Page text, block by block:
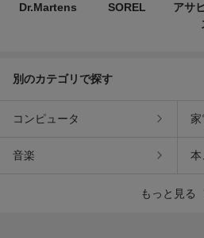
Dr.Martens SOREL
アサ
別のカテゴリで探す
コンピュータ 家
音楽 本
もっと見る